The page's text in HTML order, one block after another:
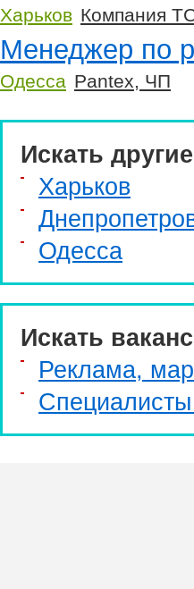
Харьков Компания
Менеджер по
Одесса Pantex, ЧП
Искать
Харьков
Одесса
Искать
Реклама,